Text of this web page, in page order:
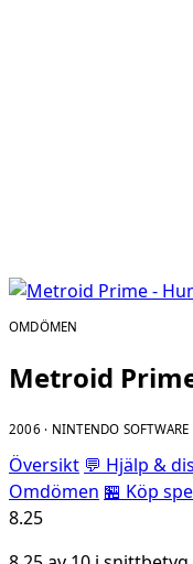
OMDÖMEN
Metroid
2006 · NINTENDO
Översikt 💬 Hjälp &
Omdömen 🏪 Köp
8.25